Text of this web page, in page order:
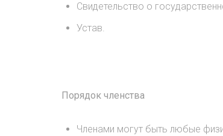
Свидетельство о
Устав.
Порядок членства
Членами могут быть любые